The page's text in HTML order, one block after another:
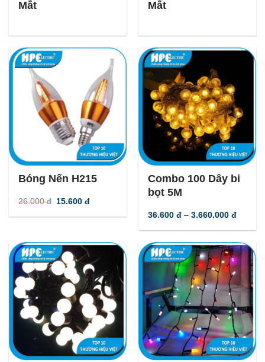
Mắt
Mắt
-40%
Bóng Nến H215
26.000đ Giá
là:
15.600đGiá
tại
-45%
Combo 100 Dây bi
bọt 5M
36.600đ – 3.660.000đKhoảng
từ
đến